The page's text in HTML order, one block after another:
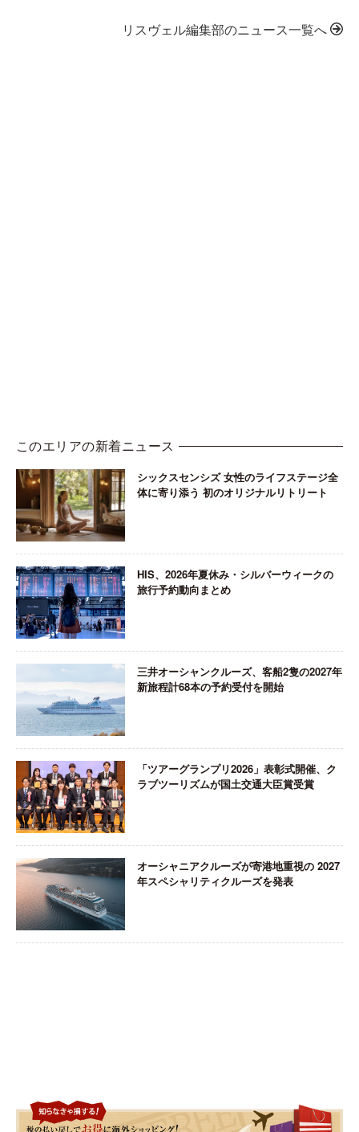
リスヴェル編集部のニュース一覧へ
このエリアの新着ニュース
シックスセンシズ 女性のライフステージ全
体に寄り添う 初のオリジナルリトリート
HIS、2026年夏休み・シルバーウィークの
旅行予約動向まとめ
三井オーシャンクルーズ、客船2隻の2027年
新旅程計68本の予約受付を開始
「ツアーグランプリ2026」表彰式開催、ク
ラブツーリズムが国土交通大臣賞受賞
オーシャニアクルーズが寄港地重視の 2027
年スペシャリティクルーズを発表